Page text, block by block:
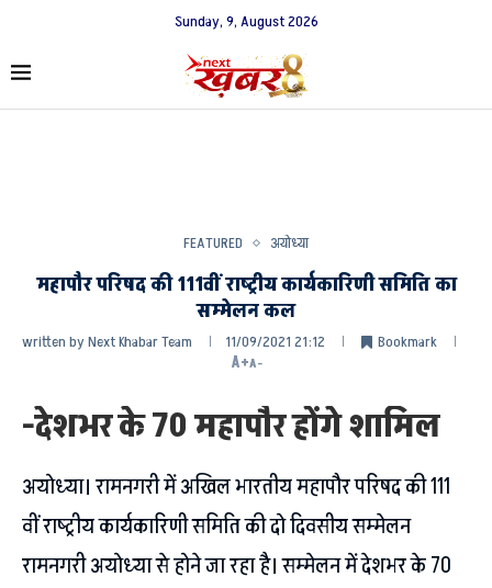
Sunday, 9, August 2026
FEATURED अयोध्या
महापौर परिषद की 111वीं राष्ट्रीय कार्यकारिणी समिति का
सम्मेलन कल
written byNext Khabar Team 11/09/2021 21:12
Bookmark
A+A-
-देशभर के 70 महापौर होंगे शामिल
अयोध्या। रामनगरी में अखिल भारतीय महापौर परिषद की 111
वीं राष्ट्रीय कार्यकारिणी समिति की दो दिवसीय सम्मेलन
रामनगरी अयोध्या से होने जा रहा है। सम्मेलन में देशभर के 70